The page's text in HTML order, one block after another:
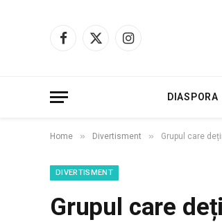
Facebook
X
Instagram
DIASPORA
Home » Divertisment » Grupul care
DIVERTISMENT
Grupul care